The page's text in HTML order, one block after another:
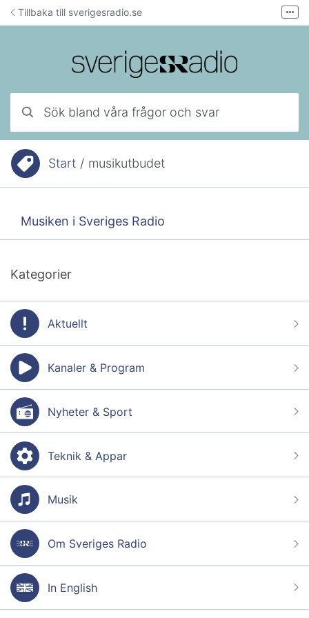
Hoppa till innehåll
Tillbaka till sverigesradio.se
Mejla lyssnarservice
Fler
Du är här:Start / musikutbudet
Musiken i Sveriges Radio
Kategorier
Aktuellt
Kanaler & Program
Nyheter & Sport
Teknik & Appar
Musik
Om Sveriges Radio
In English